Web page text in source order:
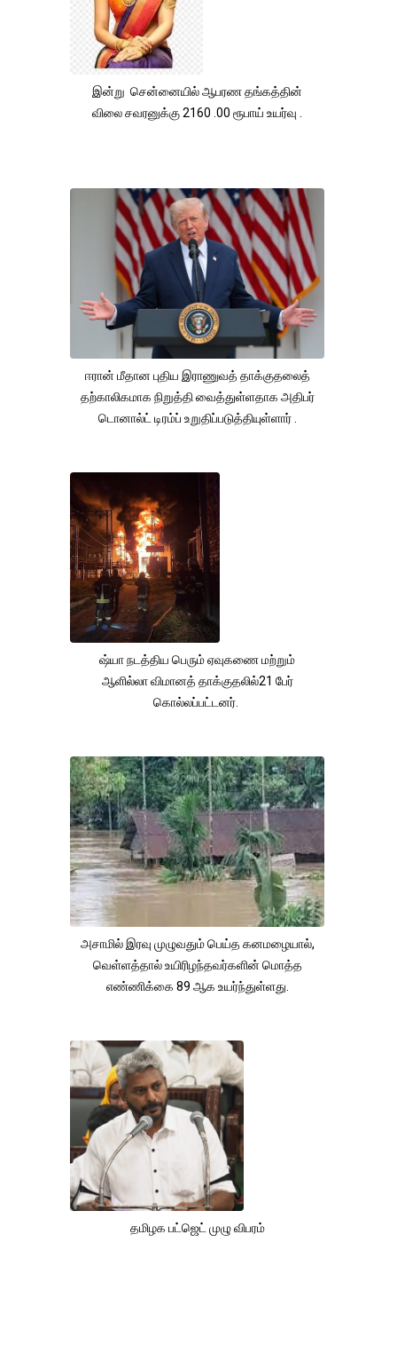
இன்று சென்னையில் ஆபரண தங்கத்தின்
விலை சவரனுக்கு 2160 .00 ரூபாய் உயர்வு .
ஈரான் மீதான புதிய இராணுவத் தாக்குதலைத்
தற்காலிகமாக நிறுத்தி வைத்துள்ளதாக அதிபர்
டொனால்ட் டிரம்ப் உறுதிப்படுத்தியுள்ளார் .
ஷ்யா நடத்திய பெரும் ஏவுகணை மற்றும்
ஆளில்லா விமானத் தாக்குதலில்21 பேர்
கொல்லப்பட்டனர்.
அசாமில் இரவு முழுவதும் பெய்த கனமழையால்,
வெள்ளத்தால் உயிரிழந்தவர்களின் மொத்த
எண்ணிக்கை 89 ஆக உயர்ந்துள்ளது.
தமிழக பட்ஜெட் முழு விபரம்